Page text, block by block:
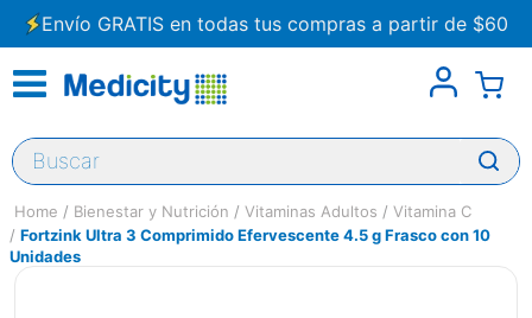
Envío GRATIS en todas tus compras a partir de $60
Buscar
Bienestar y Nutrición Vitaminas Adultos
Vitamina C
Fortzink Ultra 3 Comprimido Efervescente 4.5 g Frasco con 10
Unidades